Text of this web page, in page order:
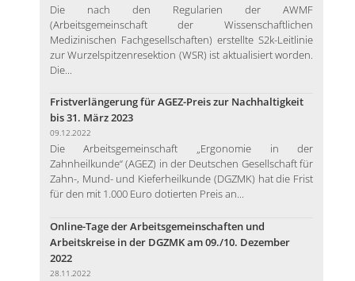
Die nach den Regularien der AWMF
(Arbeitsgemeinschaft der Wissenschaftlichen
Medizinischen Fachgesellschaften) erstellte S2k-Leitlinie
zur Wurzelspitzenresektion (WSR) ist aktualisiert worden.
Die...
Fristverlängerung für AGEZ-Preis zur Nachhaltigkeit
bis 31. März 2023
09.12.2022
Die Arbeitsgemeinschaft „Ergonomie in der
Zahnheilkunde“ (AGEZ) in der Deutschen Gesellschaft für
Zahn-, Mund- und Kieferheilkunde (DGZMK) hat die Frist
für den mit 1.000 Euro dotierten Preis an...
Online-Tage der Arbeitsgemeinschaften und
Arbeitskreise in der DGZMK am 09./10. Dezember
2022
28.11.2022